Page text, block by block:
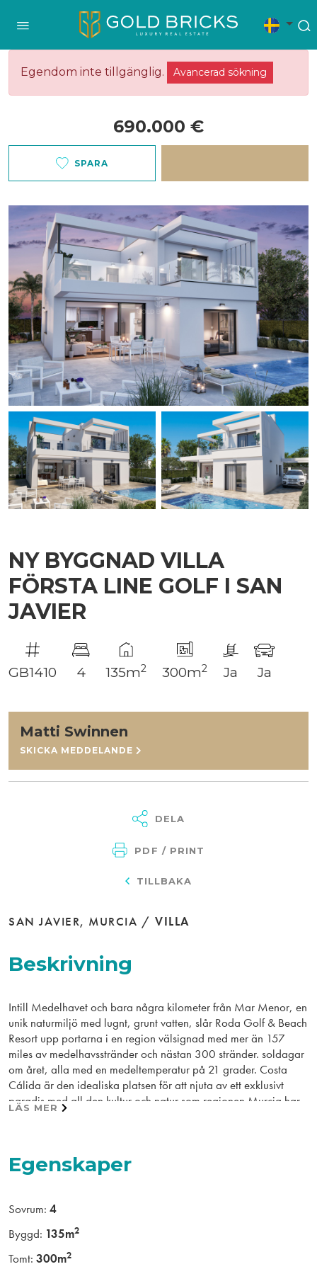
Egendom inte tillgänglig. Avancerad sökning
690.000 €
SPARA
NY BYGGNAD VILLA
FÖRSTA LINE GOLF I SAN
JAVIER
GB1410 4 135m2 300m2 Ja Ja
Matti Swinnen
SKICKA MEDDELANDE
DELA
PDF / PRINT
TILLBAKA
SAN JAVIER, MURCIA /VILLA
Beskrivning
Intill Medelhavet och bara några kilometer från Mar Menor, en
unik naturmiljö med lugnt, grunt vatten, slår Roda Golf & Beach
Resort upp portarna i en region välsignad med mer än 157
miles av medelhavsstränder och nästan 300 stränder. soldagar
om året, alla med en medeltemperatur på 21 grader. Costa
Cálida är den idealiska platsen för att njuta av ett exklusivt
paradis med all den kultur och natur som regionen Murcia har
att erbjuda. Det är också ett paradis i världsklass för
med alternativ som sträcker sig från tennis till vandring eller
golf.
Gillar du verkligen golf? Då är denna villa något för dig. På
pool och parkeringsplats på tomten. Villan har terrasserad yta
på bottenvåningen och 2 terrasser på första våningen som gör
LÄS MER
Egenskaper
Sovrum: 4
Byggd: 135m2
Tomt: 300m2